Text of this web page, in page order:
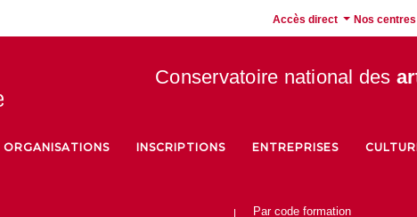
Accès direct Nos
Conservatoire national des
INSCRIPTIONS ENTREPRISES
Par code formation